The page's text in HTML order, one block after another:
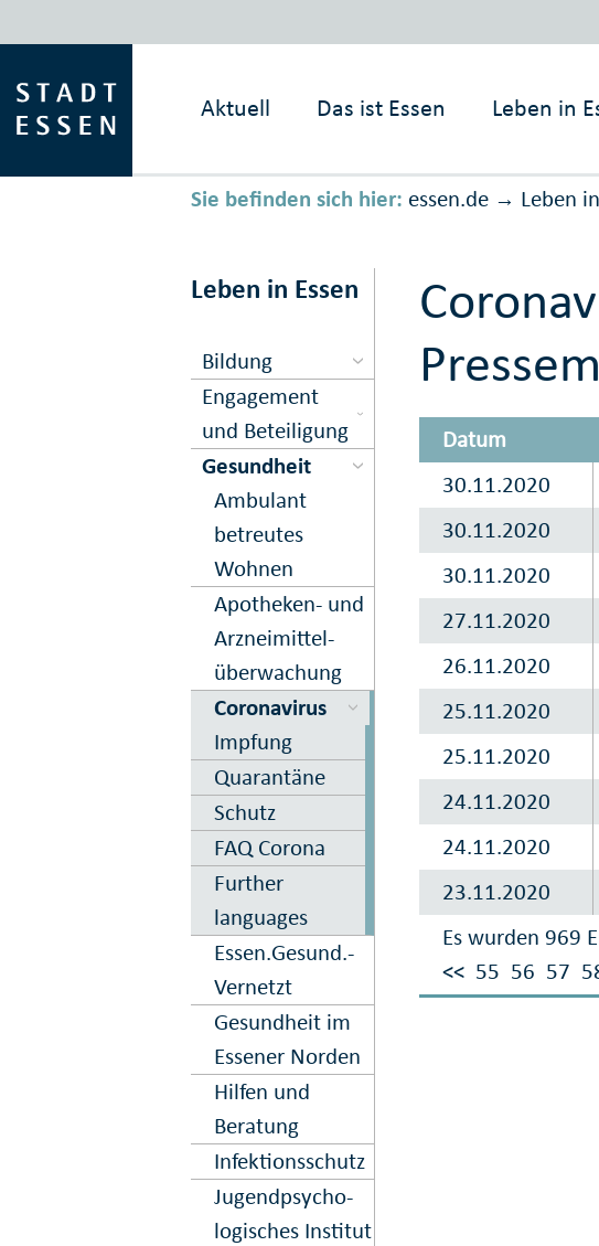
Aktuell Das ist Essen Leben in
Sie befinden sich hier: essen.de → Leben
Leben in Essen
Bildung
Engagement
und Beteiligung
Gesundheit
Ambulant
betreutes
Wohnen
Apo­theken- und
Arznei­mittel­
über­wachung
Corona­virus
Impfung
Quarantäne
Schutz
FAQ Corona
Further
languages
Essen.­Gesund.­
Vernetzt
Gesundheit im
Essener Norden
Hilfen und
Beratung
Infektions­schutz
Jugend­psycho­
logisches Institut
Datum
Es wurden 969
<< 55 56 57
30.11.2020
30.11.2020
30.11.2020
27.11.2020
26.11.2020
25.11.2020
25.11.2020
24.11.2020
24.11.2020
23.11.2020